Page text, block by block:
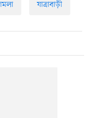
যাত্রাবাড়ী